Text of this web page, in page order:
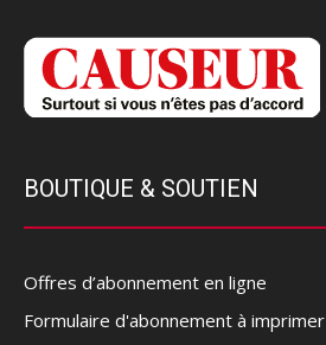
BOUTIQUE & SOUTIEN
Offres d’abonnement en ligne
Formulaire d'abonnement à imprimer